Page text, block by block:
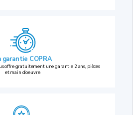
garantie COPRA
offre gratuitement une garantie 2 ans, pièces
et main d’oeuvre.